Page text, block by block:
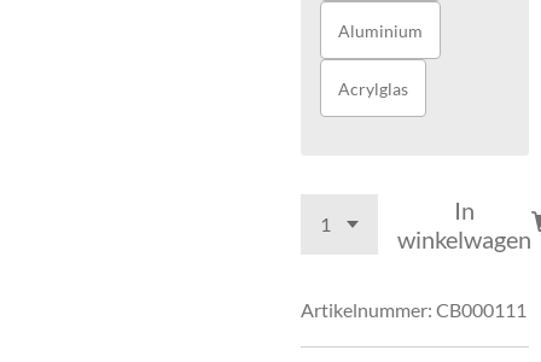
Aluminium
Acrylglas
In
winkelwagen
Artikelnummer: CB000111